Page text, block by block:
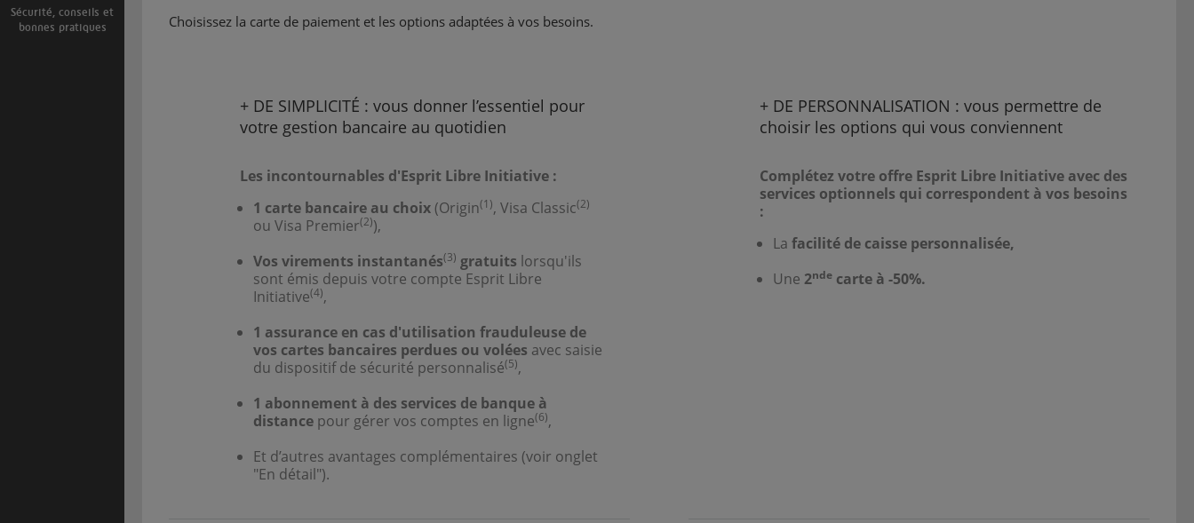
Sécurité, conseils et
bonnes pratiques
Choisissez la carte de paiement et les options adaptées à vos besoins.
+ DE SIMPLICITÉ : vous donner l’essentiel pour
votre gestion bancaire au quotidien
Les incontournables d'Esprit Libre Initiative :
1 carte bancaire au choix (Origin(1), Visa Classic(2)
ou Visa Premier(2)),
Vos virements instantanés(3) gratuits lorsqu'ils
sont émis depuis votre compte Esprit Libre
Initiative(4),
1 assurance en cas d'utilisation frauduleuse de
vos cartes bancaires perdues ou volées avec saisie
du dispositif de sécurité personnalisé(5),
1 abonnement à des services de banque à
distance pour gérer vos comptes en ligne(6),
Et d’autres avantages complémentaires (voir onglet
"En détail").
+ DE PERSONNALISATION : vous permettre de
choisir les options qui vous conviennent
Complétez votre offre Esprit Libre Initiative avec des
services optionnels qui correspondent à vos besoins
:
Lafacilité de caisse personnalisée,
Une 2nde carte à -50%.